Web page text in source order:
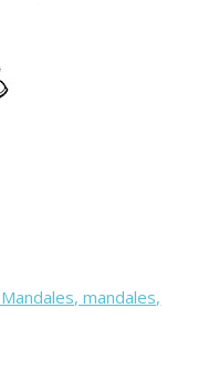
mandales,